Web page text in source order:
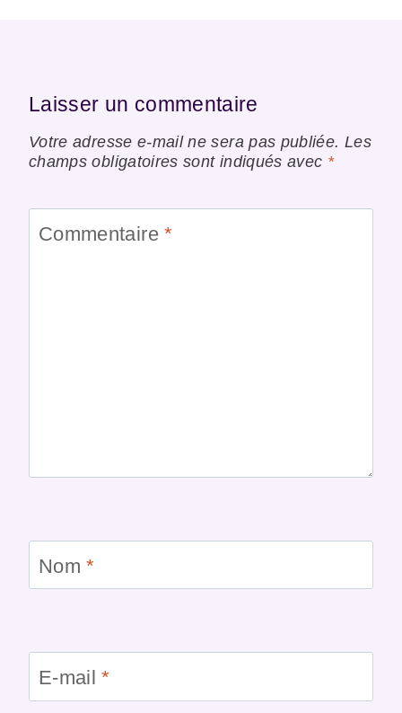
Laisser un commentaire
Votre adresse e-mail ne sera pas publiée. Les
champs obligatoires sont indiqués avec *
Commentaire*
Nom*
E-mail*